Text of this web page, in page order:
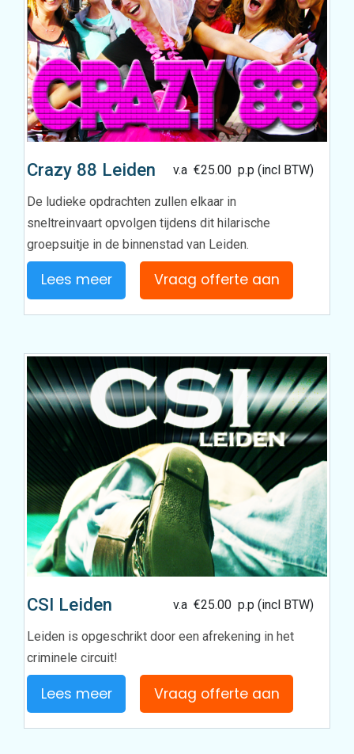
Crazy 88 Leiden v.a €25.00p.p (incl BTW)
De ludieke opdrachten zullen elkaar in
sneltreinvaart opvolgen tijdens dit hilarische
groepsuitje in de binnenstad van Leiden.
Lees meer Vraag offerte aan
CSI Leiden v.a €25.00p.p (incl BTW)
Leiden is opgeschrikt door een afrekening in het
criminele circuit!
Lees meer Vraag offerte aan